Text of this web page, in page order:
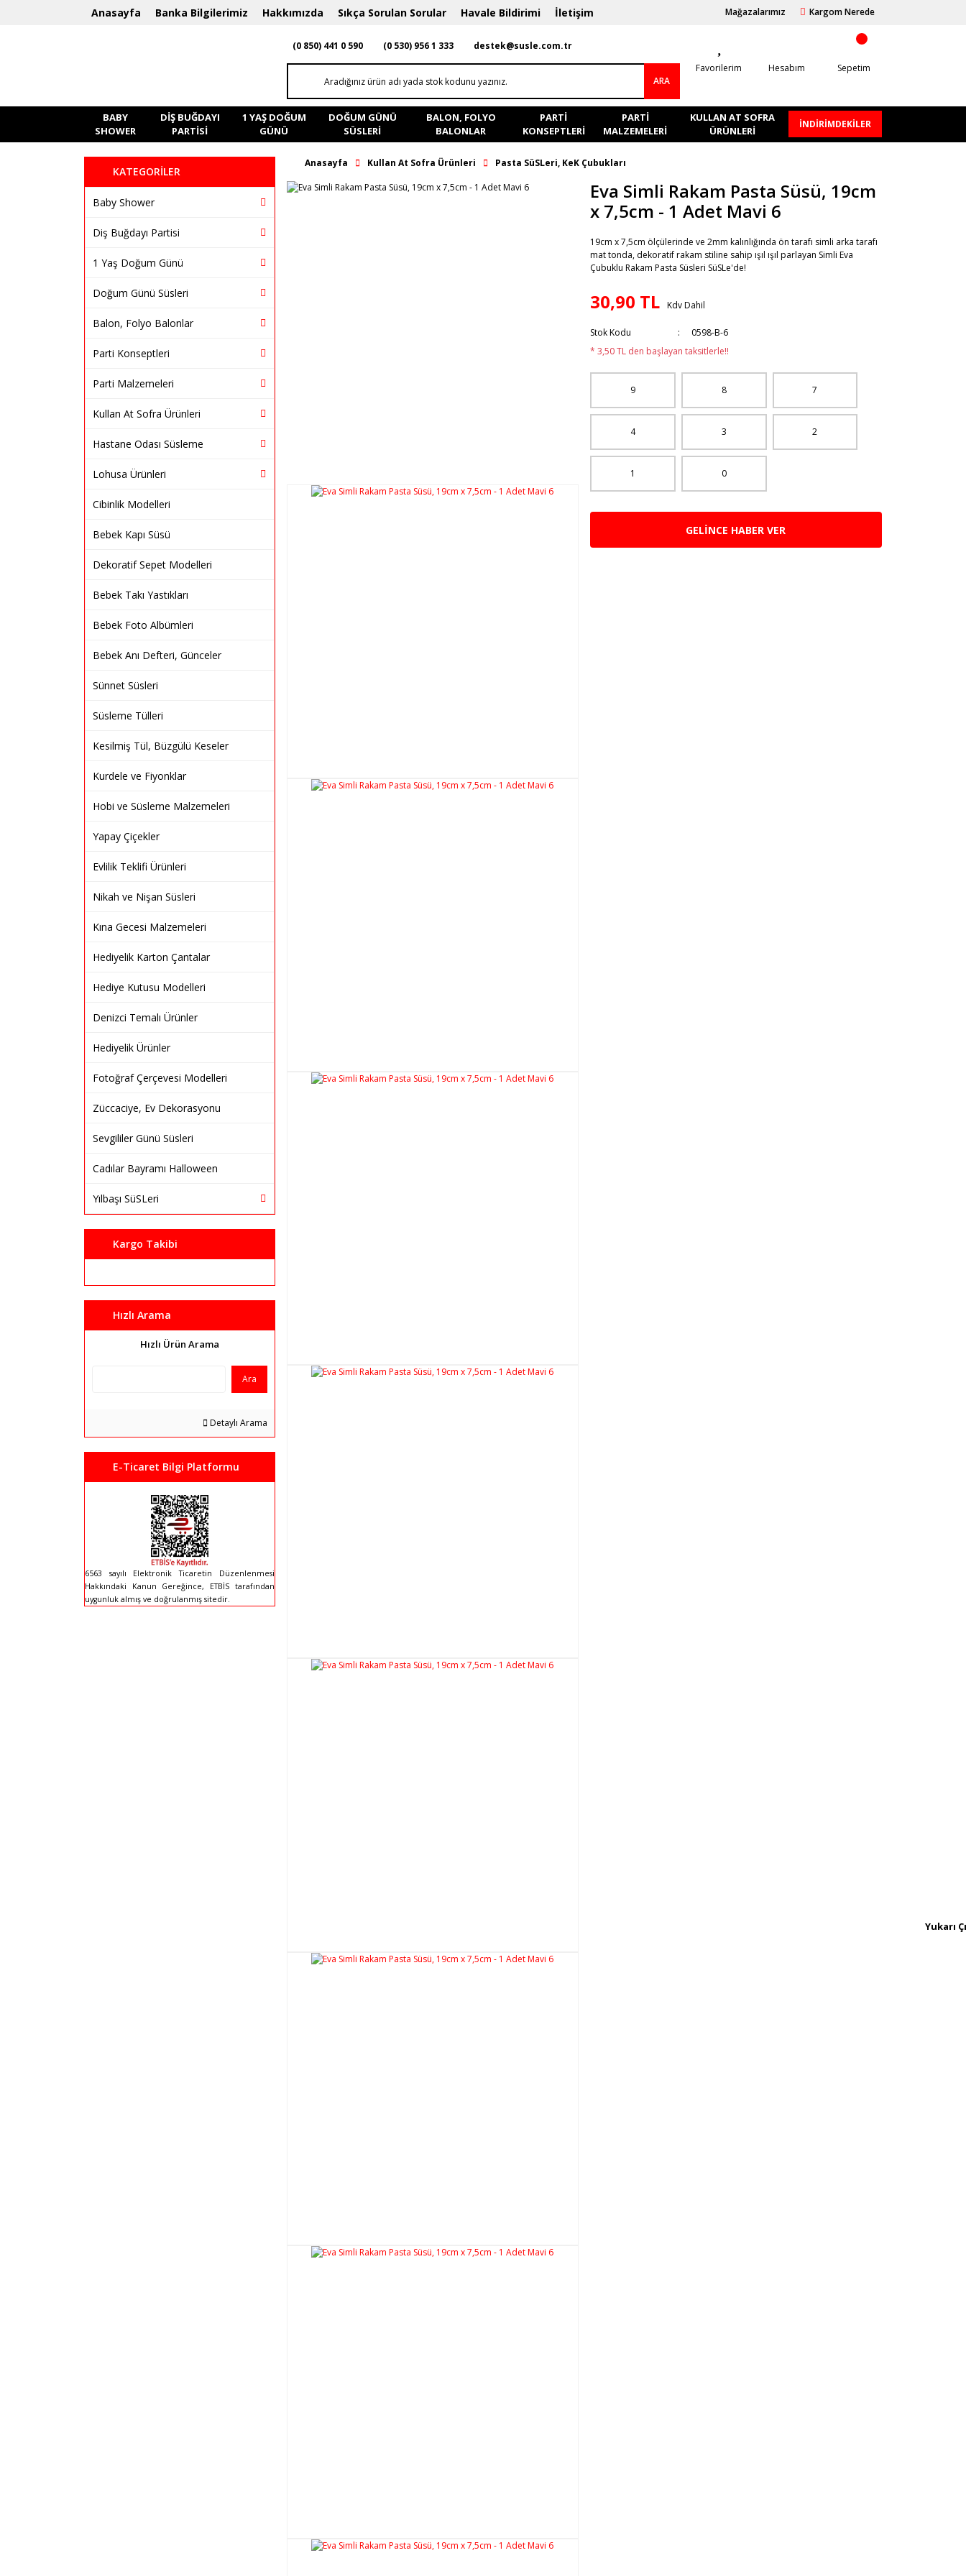
Anasayfa Banka Bilgilerimiz Hakkımızda Sıkça Sorulan Sorular Havale Bildirimi İletişim Mağazalarımız Kargom Nerede
(0 850) 441 0 590 (0 530) 956 1 333 destek@susle.com.tr
ARA
Favorilerim Hesabım Sepetim
BABY
SHOWER
DIŞ BUĞDAYI
PARTISI
1 YAŞ DOĞUM
GÜNÜ
DOĞUM GÜNÜ
SÜSLERI
BALON, FOLYO
BALONLAR
PARTI
KONSEPTLERI
PARTI
MALZEMELERI
KULLAN AT SOFRA
ÜRÜNLERI
İNDİRİMDEKİLER
KATEGORİLER
Baby Shower
Diş Buğdayı Partisi
1 Yaş Doğum Günü
Doğum Günü Süsleri
Balon, Folyo Balonlar
Parti Konseptleri
Parti Malzemeleri
Kullan At Sofra Ürünleri
Hastane Odası Süsleme
Lohusa Ürünleri
Cibinlik Modelleri
Bebek Kapı Süsü
Dekoratif Sepet Modelleri
Bebek Takı Yastıkları
Bebek Foto Albümleri
Bebek Anı Defteri, Günceler
Sünnet Süsleri
Süsleme Tülleri
Kesilmiş Tül, Büzgülü Keseler
Kurdele ve Fiyonklar
Hobi ve Süsleme Malzemeleri
Yapay Çiçekler
Evlilik Teklifi Ürünleri
Nikah ve Nişan Süsleri
Kına Gecesi Malzemeleri
Hediyelik Karton Çantalar
Hediye Kutusu Modelleri
Denizci Temalı Ürünler
Hediyelik Ürünler
Fotoğraf Çerçevesi Modelleri
Züccaciye, Ev Dekorasyonu
Sevgililer Günü Süsleri
Cadılar Bayramı Halloween
Yılbaşı SüSLeri
Kargo Takibi
Hızlı Arama
Hızlı Ürün Arama
Ara
Detaylı Arama
E-Ticaret Bilgi Platformu
6563 sayılı Elektronik Ticaretin Düzenlenmesi
Hakkındaki Kanun Gereğince, ETBİS tarafından
uygunluk almış ve doğrulanmış sitedir.
Anasayfa Kullan At Sofra Ürünleri Pasta SüSLeri, KeK Çubukları
Eva Simli Rakam Pasta Süsü, 19cm
x 7,5cm - 1 Adet Mavi 6
19cm x 7,5cm ölçülerinde ve 2mm kalınlığında ön tarafı simli arka tarafı
mat tonda, dekoratif rakam stiline sahip ışıl ışıl parlayan Simli Eva
Çubuklu Rakam Pasta Süsleri SüSLe'de!
30,90 TL Kdv Dahil
Stok Kodu
0598-B-6
* 3,50 TL den başlayan taksitlerle!!
9 8 7
4 3 2
1 0
GELİNCE HABER VER
Yukarı